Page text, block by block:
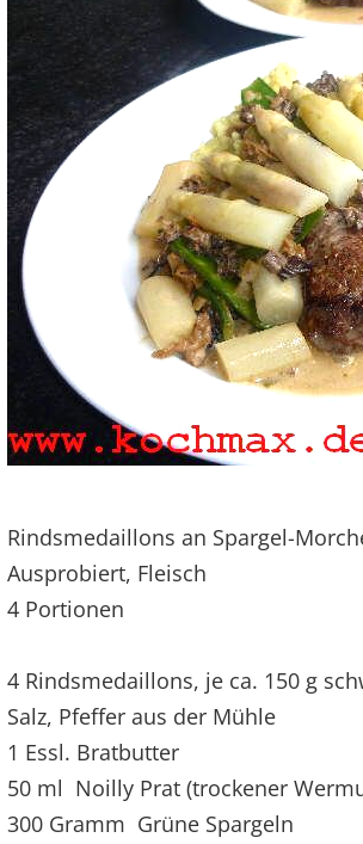
Rindsmedaillons an Spargel-
Ausprobiert, Fleisch
4 Portionen
4 Rindsmedaillons, je ca. 150 g
Salz, Pfeffer aus der Mühle
1 Essl. Bratbutter
50 ml Noilly Prat (trockener
300 Gramm Grüne Spargeln